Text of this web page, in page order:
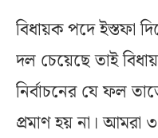
বিধায়ক পদে ইস্তফা
দল চেয়েছে তাই
নির্বাচনের যে ফল
প্রমাণ হয় না। আমরা